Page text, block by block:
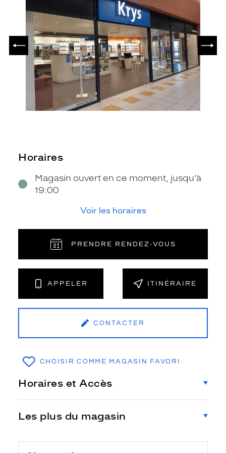
PRÉCÉDENT
Horaires
Magasin ouvert en ce moment, jusqu’à
19:00
Voir les horaires
PRENDRE RENDEZ‑VOUS
APPELER ITINÉRAIRE
CONTACTER
CHOISIR COMME MAGASIN FAVORI
Horaires et Accès
Les plus du magasin